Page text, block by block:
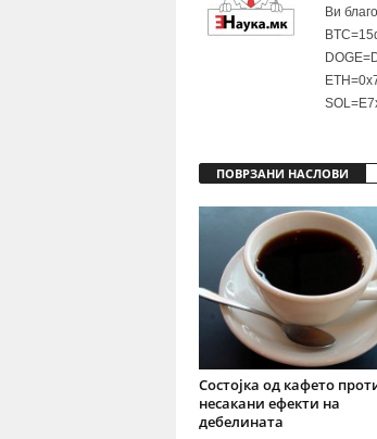
Ви
ПОВРЗАНИ НАСЛОВИ
Состојка од кафето
несакани ефекти на
дебелината